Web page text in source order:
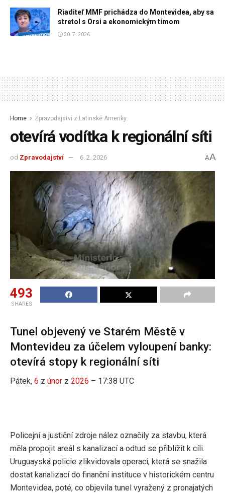
Riaditeľ MMF prichádza do Montevidea, aby sa
stretol s Orsi a ekonomickým tímom
30. 7. 2026
Home Zpravodajství z Latinské Ameriky
otevírá vodítka k regionální síti
od Zpravodajství 6. 2. 2026 AA
493
SHARES
Tunel objevený ve Starém Městě v
Montevideu za účelem vyloupení banky:
otevírá stopy k regionální síti
Pátek, 6 z únor z 2026 – 17:38 UTC
Policejní a justiční zdroje nález označily za stavbu, která
měla propojit areál s kanalizací a odtud se přiblížit k cíli.
Uruguayská policie zlikvidovala operaci, která se snažila
dostat kanalizací do finanční instituce v historickém centru
Montevidea, poté, co objevila tunel vyražený z pronajatých